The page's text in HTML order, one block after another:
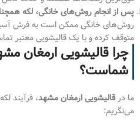
پس از انجام روش‌های خانگی، لکه
روش‌های خانگی ممکن است به فرش آسیب
متوقف کرده و با یک قالیشویی معتبر
چرا قالیشویی ارمغان
شماست؟
ما در قالیشویی ارمغان مشهد، فرآیند
می‌نگریم: